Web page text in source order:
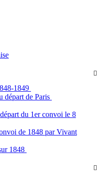

1849
départ de Paris
du 1er convoi le 8
de 1848 par Vivant
1848
